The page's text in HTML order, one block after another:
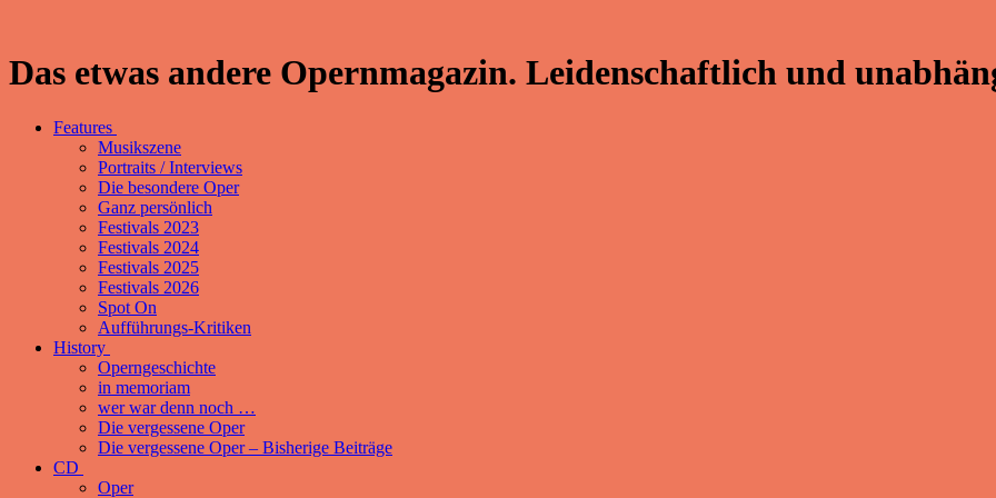
Das etwas andere Opernmagazin. Leidenschaftlich und
Features
Musikszene
Portraits / Interviews
Die besondere Oper
Ganz persönlich
Festivals 2023
Festivals 2024
Festivals 2025
Festivals 2026
Spot On
Aufführungs-Kritiken
History
Operngeschichte
in memoriam
wer war denn noch …
Die vergessene Oper
Die vergessene Oper – Bisherige Beiträge
CD
Oper